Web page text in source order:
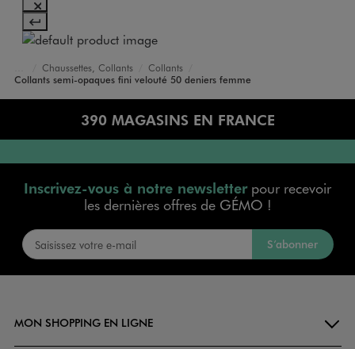
Accueil
Femme
Lingerie
Chaussettes, Collants
Collants
Collants semi-opaques fini velouté 50 deniers femme
390 MAGASINS EN FRANCE
Inscrivez-vous à notre newsletterpour recevoir
les dernières offres de GÉMO !
S’abonner
MON SHOPPING EN LIGNE